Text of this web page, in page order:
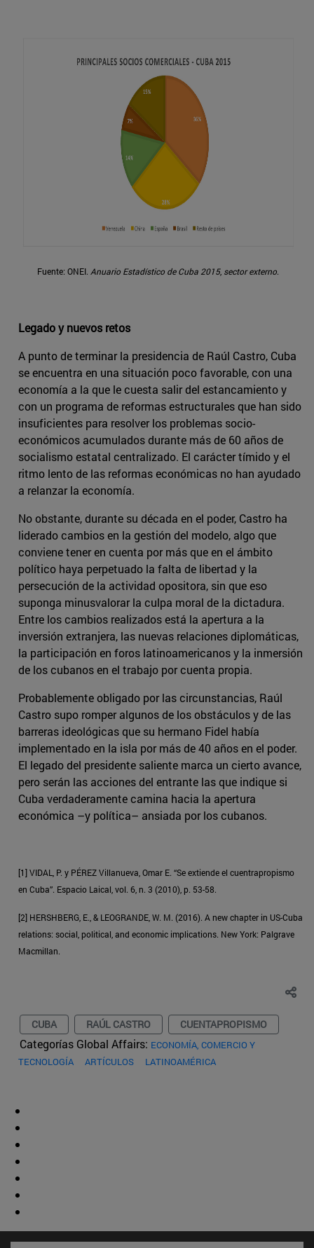
Fuente: ONEI. Anuario Estadístico de Cuba 2015, sector externo.
Legado y nuevos retos
A punto de terminar la presidencia de Raúl Castro, Cuba
se encuentra en una situación poco favorable, con una
economía a la que le cuesta salir del estancamiento y
con un programa de reformas estructurales que han sido
insuficientes para resolver los problemas socio-
económicos acumulados durante más de 60 años de
socialismo estatal centralizado. El carácter tímido y el
ritmo lento de las reformas económicas no han ayudado
a relanzar la economía.
No obstante, durante su década en el poder, Castro ha
liderado cambios en la gestión del modelo, algo que
conviene tener en cuenta por más que en el ámbito
político haya perpetuado la falta de libertad y la
persecución de la actividad opositora, sin que eso
suponga minusvalorar la culpa moral de la dictadura.
Entre los cambios realizados está la apertura a la
inversión extranjera, las nuevas relaciones diplomáticas,
la participación en foros latinoamericanos y la inmersión
de los cubanos en el trabajo por cuenta propia.
Probablemente obligado por las circunstancias, Raúl
Castro supo romper algunos de los obstáculos y de las
barreras ideológicas que su hermano Fidel había
implementado en la isla por más de 40 años en el poder.
El legado del presidente saliente marca un cierto avance,
pero serán las acciones del entrante las que indique si
Cuba verdaderamente camina hacia la apertura
económica –y política– ansiada por los cubanos.
[1] VIDAL, P. y PÉREZ Villanueva, Omar E. “Se extiende el cuentrapropismo
en Cuba”. Espacio Laical, vol. 6, n. 3 (2010), p. 53-58.
[2] HERSHBERG, E., & LEOGRANDE, W. M. (2016). A new chapter in US-Cuba
relations: social, political, and economic implications. New York: Palgrave
Macmillan.
CUBA RAÚL CASTRO CUENTAPROPISMO
Categorías Global Affairs: ECONOMÍA, COMERCIO Y
TECNOLOGÍA
ARTÍCULOS LATINOAMÉRICA